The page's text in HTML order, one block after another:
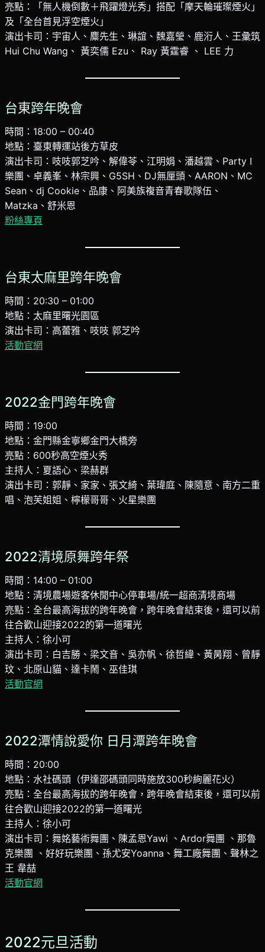
亮點：「無人機倒數＋飛躍燈光秀」搭配「摩天輪璀璨煙火」
及「全台首見浮空煙火」
演出卡司：宇宙人、麋先生、琳誼、魏嘉瑩、鹿洐人、王彙筑
Hui Chu Wang、 黃奕儒 Ezu、 Ray 黃霆睿 、 LEE 力
台東跨年晚會
時間：18:00 – 00:40
地點：臺東轉運站後方草皮
演出卡司：吱吱郭芝吟、解偉苓、江明娟、潘越雲、Party I
樂團、卓義峯、林宗興、G5SH、DJ無厘頭、AARON、MC
Sean、dj Cookie、品康、阿美族複音青春歌隊伍、
Matzka、舒米恩
粉絲專頁
台東太麻里跨年晚會
時間：20:30 – 01:00
地點：太麻里曙光園區
演出卡司：高蕾雅、吱吱 郭芝吟
活動官網
2022金門跨年晚會
時間：19:00
地點：金門縣金寧鄉金門大橋旁
亮點：600秒高空煙火秀
主持人：夏語心、梁赫群
演出卡司：郭靜、家家、張文綺、葉瑋庭、陳隨意、南方二重
唱、泡芙姐姐、檸檬哥哥、火星樂團
2022清境原舞跨年祭
時間：14:00 – 01:00
地點：清境農場遊客休閒中心停車場/統一超商清境商場
亮點：全台最高海拔的跨年晚會，跨年晚會結束後，還可以前
往合歡山迎接2022的第一道曙光
主持人：徐小可
演出卡司：白吉勝、梁文音、吳亦帆、徐哲緯、黃昺翔、曾靜
玟、北原山貓、達卡鬧、巫佳琪
活動官網
2022潭情說愛你 日月潭跨年晚會
時間：20:00
地點：水社碼頭（伊達邵碼頭同時施放300秒絢麗花火）
亮點：全台最高海拔的跨年晚會，跨年晚會結束後，還可以前
往合歡山迎接2022的第一道曙光
主持人：徐小可
演出卡司：舞姳藝術舞團、陳孟恩Yawi 、Ardor舞團 、那魯
克樂團 、好好玩樂團、孫尤安Yoanna、舞工廠舞團、聲林之
王 韋喆
活動官網
2022元旦活動